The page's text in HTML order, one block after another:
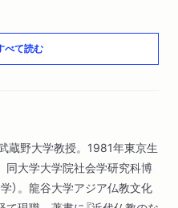
プとセルフ・レライアンス
／安宅弥吉との約束
洪川と釈宗演／宗演のもとで
を開く／禅的キリスト教とし
べて読む
蔵野大学教授。1981年東京生
同大学大学院社会学研究科博
）。龍谷大学アジア仏教文化